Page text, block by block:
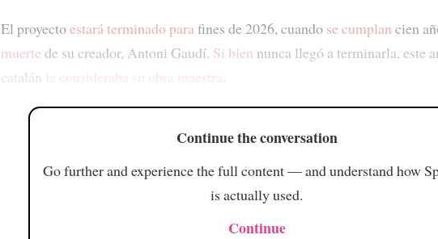
El proyectoestará terminado parafines de 2026, cuando se cumplan cien
muerte de su creador, Antoni Gaudí. Si bien nunca llegó a terminarla, este
catalán la consideraba su obra maestra
Continue the conversation
Go further and experience the full content — and understand how
is actually used.
Continue